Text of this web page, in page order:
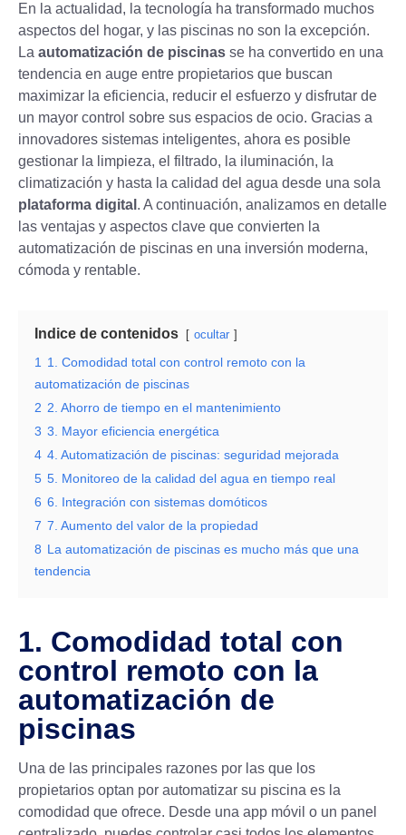
En la actualidad, la tecnología ha transformado muchos
aspectos del hogar, y las piscinas no son la excepción.
La automatización de piscinas se ha convertido en una
tendencia en auge entre propietarios que buscan
maximizar la eficiencia, reducir el esfuerzo y disfrutar de
un mayor control sobre sus espacios de ocio. Gracias a
innovadores sistemas inteligentes, ahora es posible
gestionar la limpieza, el filtrado, la iluminación, la
climatización y hasta la calidad del agua desde una sola
plataforma digital . A continuación, analizamos en detalle
las ventajas y aspectos clave que convierten la
automatización de piscinas en una inversión moderna,
cómoda y rentable.
Indice de contenidos ocultar
1 1. Comodidad total con control remoto con la
automatización de piscinas
2 2. Ahorro de tiempo en el mantenimiento
3 3. Mayor eficiencia energética
4 4. Automatización de piscinas: seguridad mejorada
5 5. Monitoreo de la calidad del agua en tiempo real
6 6. Integración con sistemas domóticos
7 7. Aumento del valor de la propiedad
8 La automatización de piscinas es mucho más que una
tendencia
1. Comodidad total con
control remoto con la
automatización de
piscinas
Una de las principales razones por las que los
propietarios optan por automatizar su piscina es la
comodidad que ofrece. Desde una app móvil o un panel